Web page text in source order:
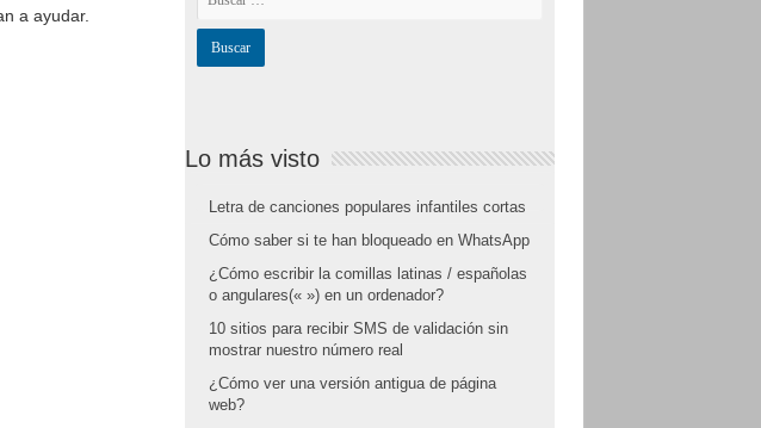
a ayudar.
Lo más visto
Letra de canciones populares infantiles cortas
Cómo saber si te han bloqueado en WhatsApp
¿Cómo escribir la comillas latinas / españolas
o angulares(« ») en un ordenador?
10 sitios para recibir SMS de validación sin
mostrar nuestro número real
¿Cómo ver una versión antigua de página
web?